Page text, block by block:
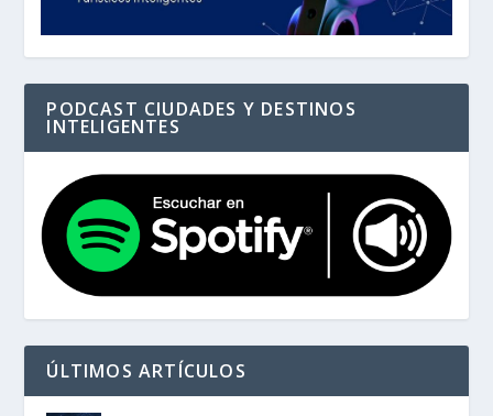
PODCAST CIUDADES Y DESTINOS
INTELIGENTES
ÚLTIMOS ARTÍCULOS